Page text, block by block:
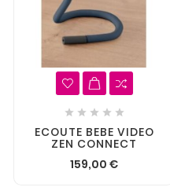
    
ECOUTE BEBE VIDEO
ZEN CONNECT
159,00 €